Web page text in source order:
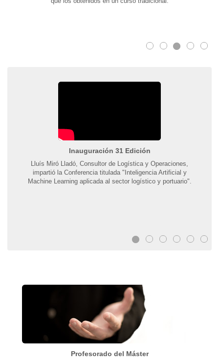
Inauguración 31 Edición
Lluís Miró Lladó, Consultor de Logística y Operaciones,
impartió la Conferencia titulada "Inteligencia Artificial y
Machine Learning aplicada al sector logístico y portuario".
Profesorado del Máster